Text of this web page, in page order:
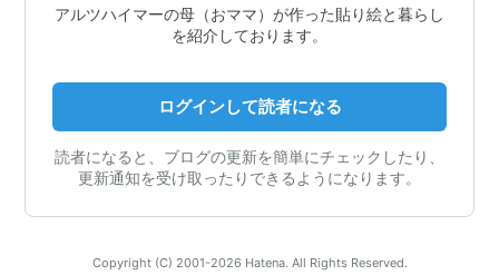
アルツハイマーの母（おママ）が作った貼り絵と暮らし
を紹介しております。
ログインして読者になる
読者になると、ブログの更新を簡単にチェックしたり、
更新通知を受け取ったりできるようになります。
Copyright (C) 2001-2026 Hatena. All Rights Reserved.